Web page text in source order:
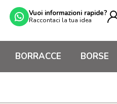
Vuoi informazioni rapide?
Raccontaci la tua idea
BORRACCE BORSE